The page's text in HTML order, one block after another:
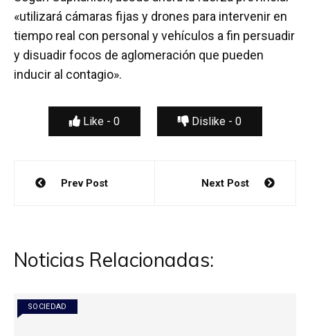
«utilizará cámaras fijas y drones para intervenir en
tiempo real con personal y vehículos a fin persuadir
y disuadir focos de aglomeración que pueden
inducir al contagio».
Like - 0 Dislike - 0
Navegación
Prev Post Next Post
Noticias Relacionadas:
SOCIEDAD